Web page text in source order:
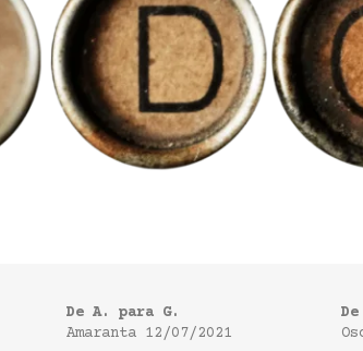
De A. para G.
Amaranta 12/07/2021